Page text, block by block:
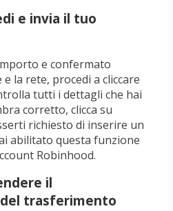
e invia il tuo
e confermato
e la rete, procedi a cliccare
tutti i dettagli che hai
corretto, clicca su
richiesto di inserire un
abilitato questa funzione
Robinhood.
il
trasferimento